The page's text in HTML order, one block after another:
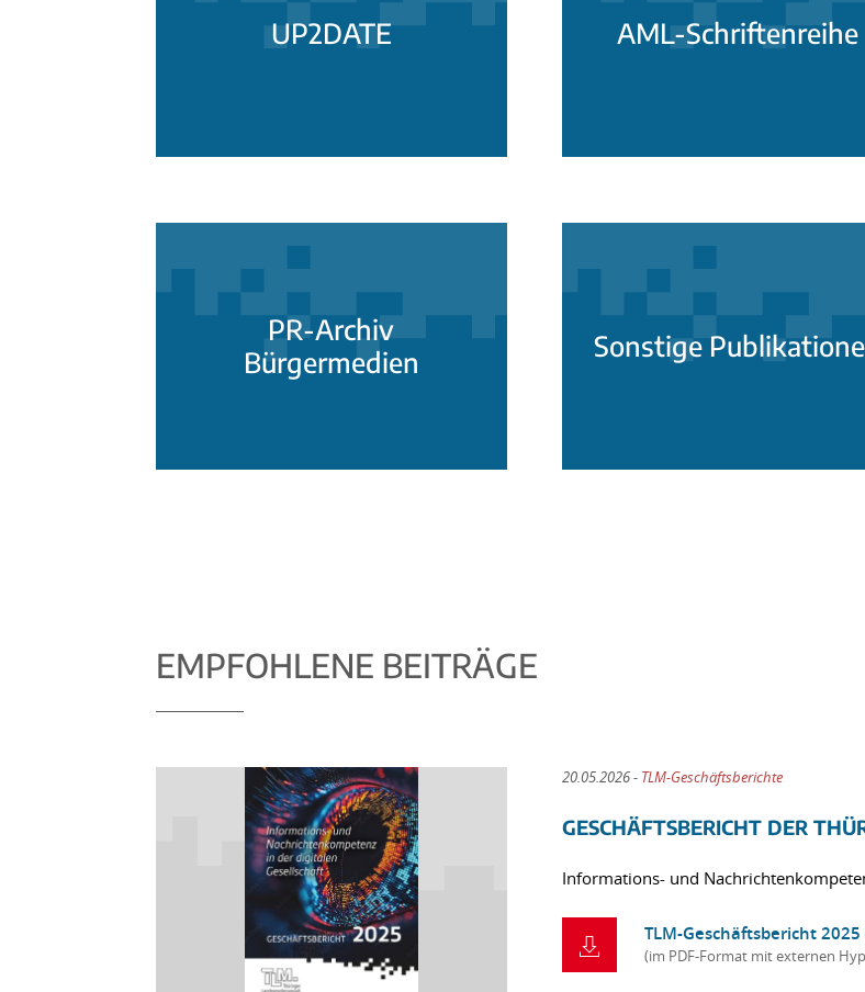
UP2DATE AML-Schriftenreihe
PR-Archiv
Bürgermedien
Sonstige
EMPFOHLENE BEITRÄGE
20.05.2026 - TLM-Geschäftsberichte
GESCHÄFTSBERICHT DER
Informations- und
TLM-Geschäftsbericht 2025
(im PDF-Format mit externen